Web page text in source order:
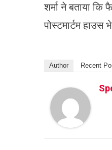
शर्मा ने बताया
पोस्टमार्टम हाउस
Author Recent